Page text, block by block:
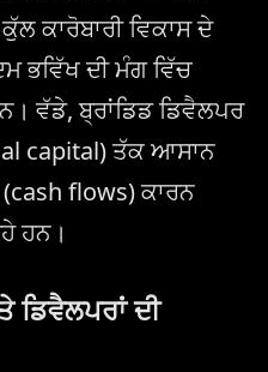
ਕਾਰੋਬਾਰੀ ਵਿਕਾਸ ਦੇ
ਭਵਿੱਖ ਦੀ ਮੰਗ ਵਿੱਚ
ਵੱਡੇ, ਬ੍ਰਾਂਡਿਡ ਡਿਵੈਲਪਰ
capital) ਤੱਕ ਆਸਾਨ
flows) ਕਾਰਨ
ਹਨ।
ਡਿਵੈਲਪਰਾਂ ਦੀ